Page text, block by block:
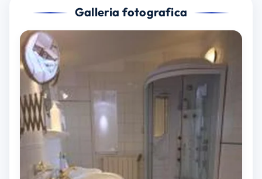
Galleria fotografica